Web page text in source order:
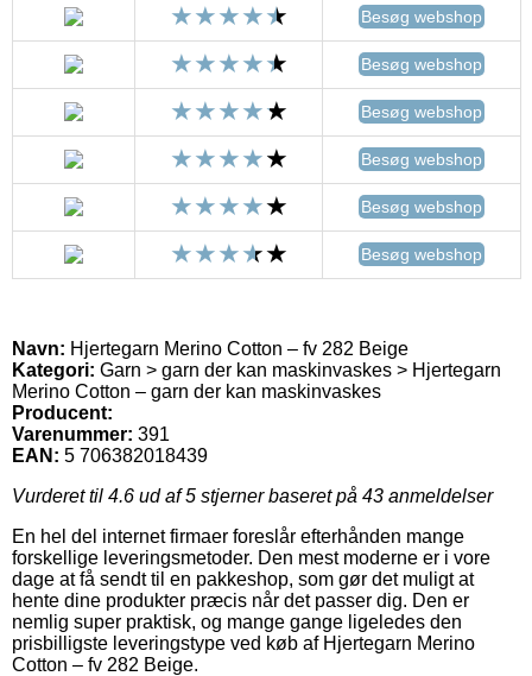
Besøg webshop
Besøg webshop
Besøg webshop
Besøg webshop
Besøg webshop
Besøg webshop
Navn: Hjertegarn Merino Cotton – fv 282 Beige
Kategori: Garn > garn der kan maskinvaskes > Hjertegarn
Merino Cotton – garn der kan maskinvaskes
Producent:
Varenummer: 391
EAN: 5 706382018439
Vurderet til 4.6 ud af 5 stjerner baseret på 43 anmeldelser
En hel del internet firmaer foreslår efterhånden mange
forskellige leveringsmetoder. Den mest moderne er i vore
dage at få sendt til en pakkeshop, som gør det muligt at
hente dine produkter præcis når det passer dig. Den er
nemlig super praktisk, og mange gange ligeledes den
prisbilligste leveringstype ved køb af Hjertegarn Merino
Cotton – fv 282 Beige.